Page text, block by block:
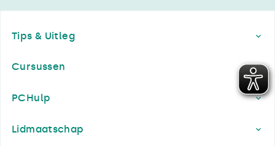
Tips & Uitleg
Cursussen
PCHulp
Lidmaatschap